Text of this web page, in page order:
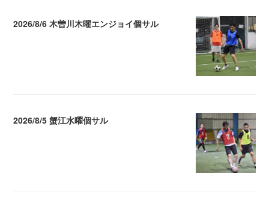
2026/8/6 木曽川木曜エンジョイ個サル
2026/8/5 蟹江水曜個サル